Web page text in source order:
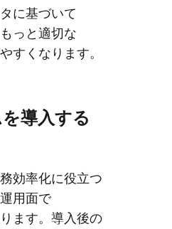
に​基づいて​
っと​適切な​
すくなります。
導入する​
効率化に​役立つ​
用面で​
ます。​導入後の​